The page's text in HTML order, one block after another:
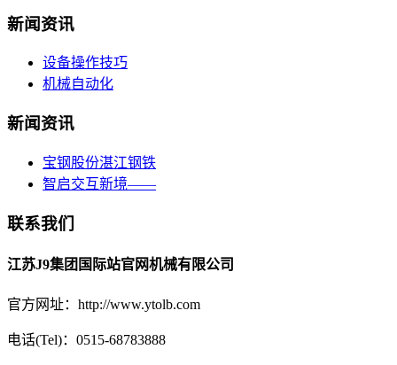
新闻资讯
设备操作技巧
机械自动化
新闻资讯
宝钢股份湛江钢铁
智启交互新境——
联系我们
江苏J9集团国际站官网机械有限公司
官方网址：http://www.ytolb.com
电话(Tel)：0515-68783888